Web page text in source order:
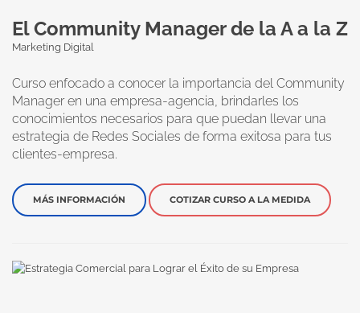
El Community Manager de la A a la Z
Marketing Digital
Curso enfocado a conocer la importancia del Community
Manager en una empresa-agencia, brindarles los
conocimientos necesarios para que puedan llevar una
estrategia de Redes Sociales de forma exitosa para tus
clientes-empresa.
MÁS INFORMACIÓN COTIZAR CURSO A LA MEDIDA